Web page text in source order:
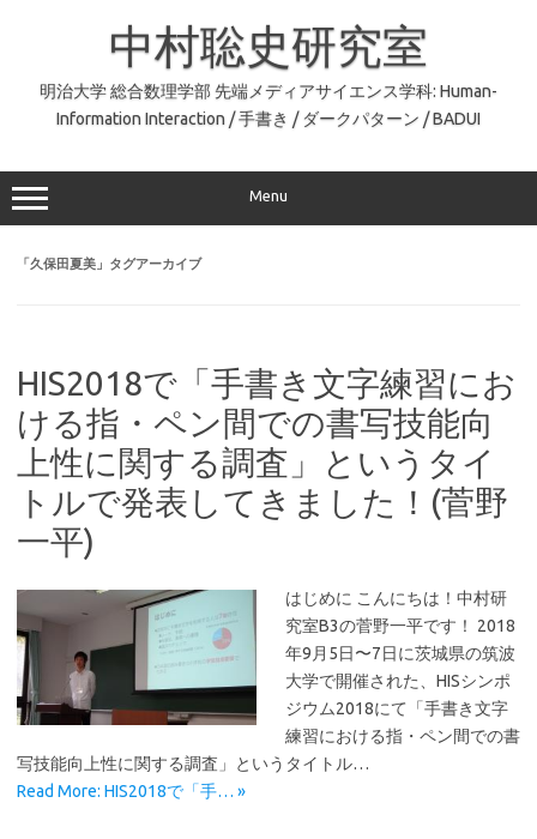
中村聡史研究室
明治大学 総合数理学部 先端メディアサイエンス学科: Human-
Information Interaction / 手書き / ダークパターン / BADUI
Menu
「久保田夏美 」タグアーカイブ
HIS2018で「手書き文字練習にお
ける指・ペン間での書写技能向
上性に関する調査」というタイ
トルで発表してきました！(菅野
一平)
はじめに こんにちは！中村研
究室B3の菅野一平です！ 2018
年9月5日〜7日に茨城県の筑波
大学で開催された、HISシンポ
ジウム2018にて「手書き文字
練習における指・ペン間での書
写技能向上性に関する調査」というタイトル…
Read More: HIS2018で「手… »